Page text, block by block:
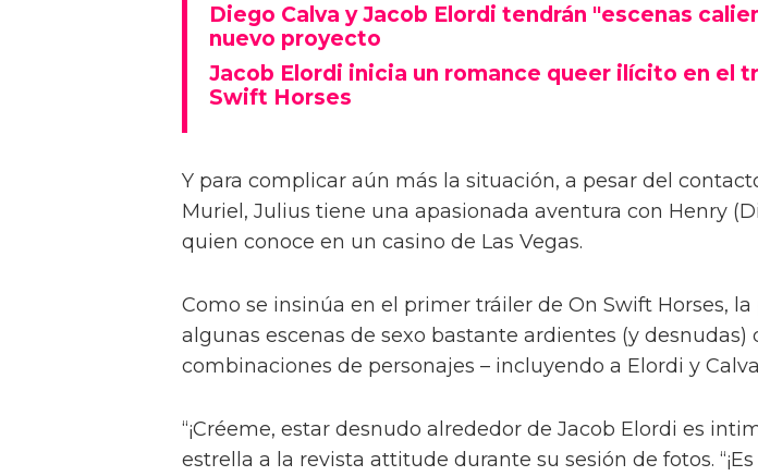
Diego Calva y Jacob Elordi tendrán "escenas
nuevo proyecto
Jacob Elordi inicia un romance queer ilícito en el
Swift Horses
Y para complicar aún más la situación, a pesar del
Muriel, Julius tiene una apasionada aventura con Henry
quien conoce en un casino de Las Vegas.
Como se insinúa en el primer tráiler de On Swift Horses,
algunas escenas de sexo bastante ardientes (y desnudas)
combinaciones de personajes – incluyendo a Elordi y
“¡Créeme, estar desnudo alrededor de Jacob Elordi es
estrella a la revista attitude durante su sesión de fotos.